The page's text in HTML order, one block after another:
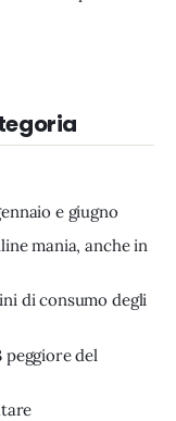
e giugno
mania, anche in
di consumo degli
peggiore del